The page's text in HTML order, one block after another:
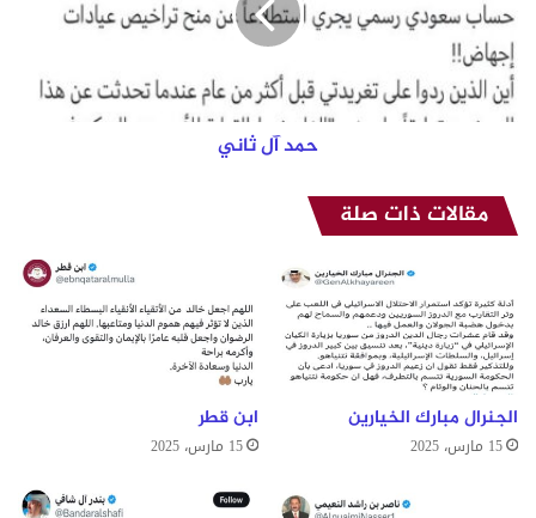
ل
ث
ا
ن
ي
حمد آل ثاني
مقالات ذات صلة
الجنرال مبارك الخيارين
15 مارس، 2025
ابن قطر
15 مارس، 2025